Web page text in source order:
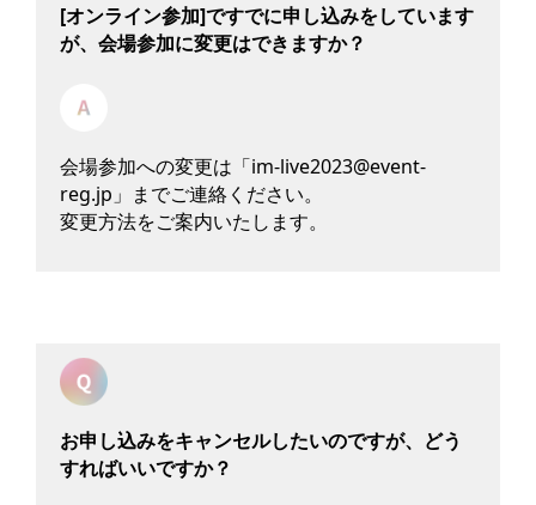
[オンライン参加]ですでに申し込みをしています
が、会場参加に変更はできますか？
会場参加への変更は「im-live2023@event-
reg.jp」までご連絡ください。
変更方法をご案内いたします。
お申し込みをキャンセルしたいのですが、どう
すればいいですか？